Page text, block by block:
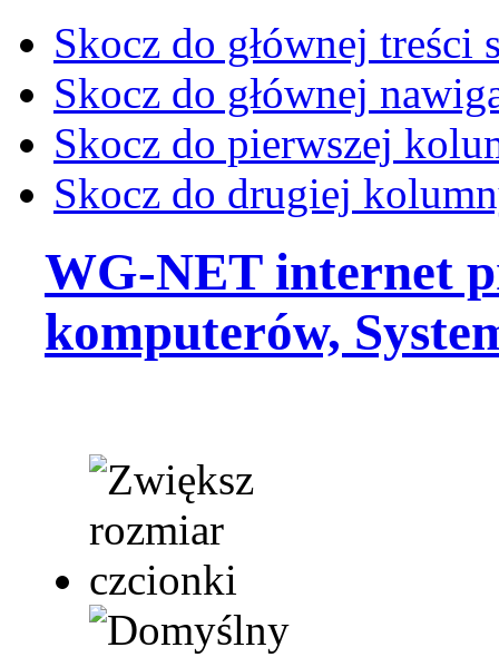
Skocz do głównej treści
Skocz do głównej
Skocz do pierwszej
Skocz do drugiej
WG-NET internet
komputerów,